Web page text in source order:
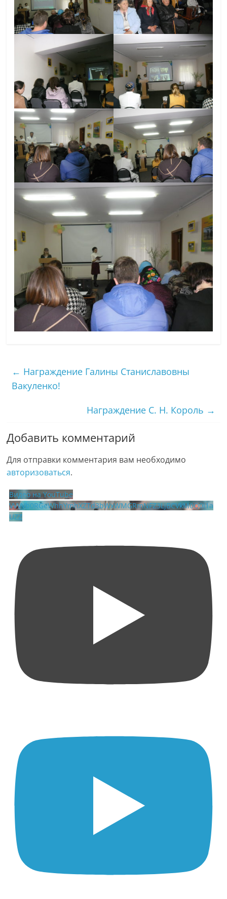
← Награждение Галины Станиславовны
Вакуленко!
Награждение С. Н. Король →
Добавить комментарий
Для отправки комментария вам необходимо
авторизоваться.
Видео на YouTube
VVVVb0RGeWhhYmhXZTd3bWxWMGRmNFZ3LjBCVkM0Q0I1a
UZZ